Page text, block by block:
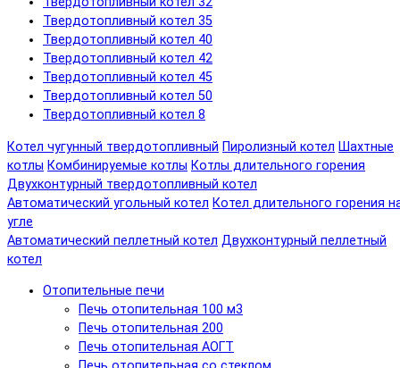
Твердотопливный котел 35
Твердотопливный котел 40
Твердотопливный котел 42
Твердотопливный котел 45
Твердотопливный котел 50
Твердотопливный котел 8
Котел чугунный твердотопливный Пиролизный котел Шахтные
котлы Комбинируемые котлы Котлы длительного горения
Двухконтурный твердотопливный котел
Автоматический угольный котел Котел длительного горения
угле
Автоматический пеллетный котел Двухконтурный пеллетный
котел
Отопительные печи
Печь отопительная 100 м3
Печь отопительная 200
Печь отопительная АОГТ